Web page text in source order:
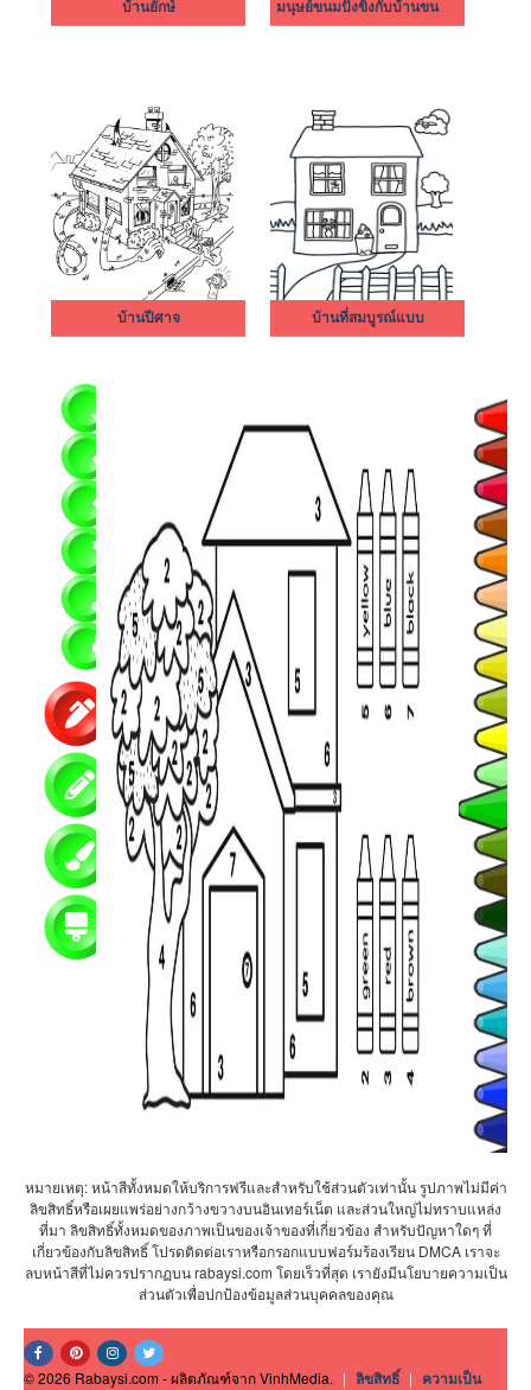
บ้านยักษ์ มนุษย์ขนมปังขิงกับบ้านขนมปังขิง
บ้านปีศาจ บ้านที่สมบูรณ์แบบ
หมายเหตุ: หน้าสีทั้งหมดให้บริการฟรีและสำหรับใช้ส่วนตัวเท่านั้น รูปภาพไม่มีค่า
ลิขสิทธิ์หรือเผยแพร่อย่างกว้างขวางบนอินเทอร์เน็ต และส่วนใหญ่ไม่ทราบแหล่ง
ที่มา ลิขสิทธิ์ทั้งหมดของภาพเป็นของเจ้าของที่เกี่ยวข้อง สำหรับปัญหาใดๆ ที่
เกี่ยวข้องกับลิขสิทธิ์ โปรดติดต่อเราหรือกรอกแบบฟอร์มร้องเรียน DMCA เราจะ
ลบหน้าสีที่ไม่ควรปรากฏบน rabaysi.com โดยเร็วที่สุด เรายังมีนโยบายความเป็น
ส่วนตัวเพื่อปกป้องข้อมูลส่วนบุคคลของคุณ
© 2026 Rabaysi.com - ผลิตภัณฑ์จาก VinhMedia. | ลิขสิทธิ์ | ความเป็น